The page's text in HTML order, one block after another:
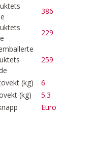
386
229
259
(kg)
6
(kg)
5.3
Euro